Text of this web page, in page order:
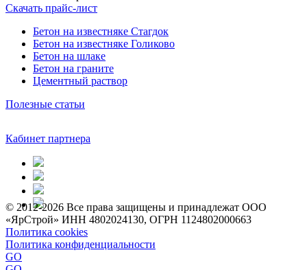
Скачать прайс-лист
Бетон на известняке Стагдок
Бетон на известняке Голиково
Бетон на шлаке
Бетон на граните
Цементный раствор
Полезные статьи
Кабинет партнера
© 2012-2026 Все права защищены и принадлежат ООО
«ЯрСтрой» ИНН 4802024130, ОГРН 1124802000663
Политика cookies
Политика конфиденциальности
GO